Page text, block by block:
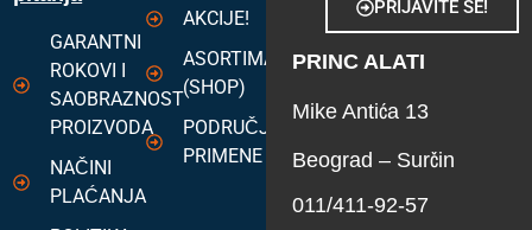
GARANTNI
ROKOVI I
SAOBRAZNOST
PROIZVODA
NAČINI
PLAĆANJA
AKCIJE!
ASORTIMAN
(SHOP)
PODRUČJA
PRIMENE
PRIJAVITE SE!
PRINC ALATI
Mike Antića 13
Beograd – Surčin
011/411-92-57